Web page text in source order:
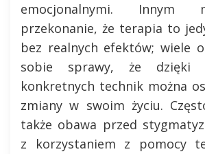
emocjonalnymi. Innym
przekonanie, że terapia to
bez realnych efektów; wiele
sobie sprawy, że dzięki
konkretnych technik można
zmiany w swoim życiu.
także obawa przed
z korzystaniem z pomocy